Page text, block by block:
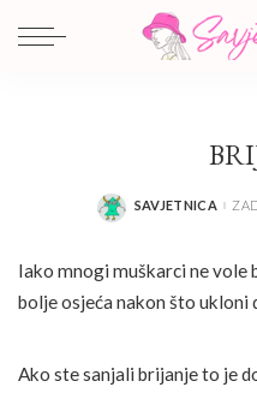
POSTED
SAVJETNICA
Iako mnogi muškarci ne vole
bolje osjeća nakon što ukloni
Ako ste sanjali brijanje to je